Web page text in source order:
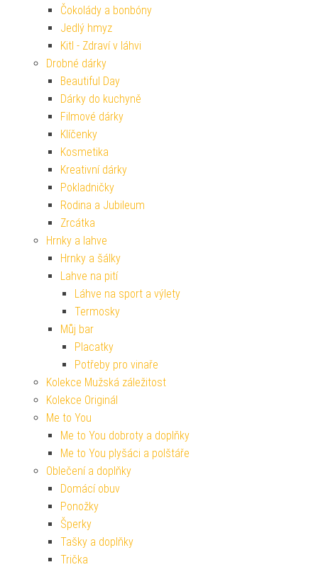
Čokolády a bonbóny
Jedlý hmyz
Kitl - Zdraví v láhvi
Drobné dárky
Beautiful Day
Dárky do kuchyně
Filmové dárky
Klíčenky
Kosmetika
Kreativní dárky
Pokladničky
Rodina a Jubileum
Zrcátka
Hrnky a lahve
Hrnky a šálky
Lahve na pití
Láhve na sport a výlety
Termosky
Můj bar
Placatky
Potřeby pro vinaře
Kolekce Mužská záležitost
Kolekce Originál
Me to You
Me to You dobroty a doplňky
Me to You plyšáci a polštáře
Oblečení a doplňky
Domácí obuv
Ponožky
Šperky
Tašky a doplňky
Trička